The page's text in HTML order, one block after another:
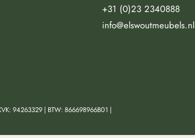
+31 (0)23 2340888
info@elswoutmeubels.nl
94263329 | BTW: 866698966B01 |